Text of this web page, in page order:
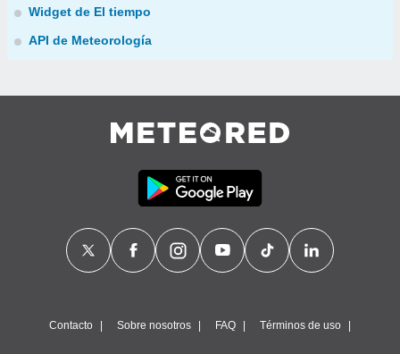
Widget de El tiempo
API de Meteorología
Contacto Sobre nosotros FAQ Términos de uso